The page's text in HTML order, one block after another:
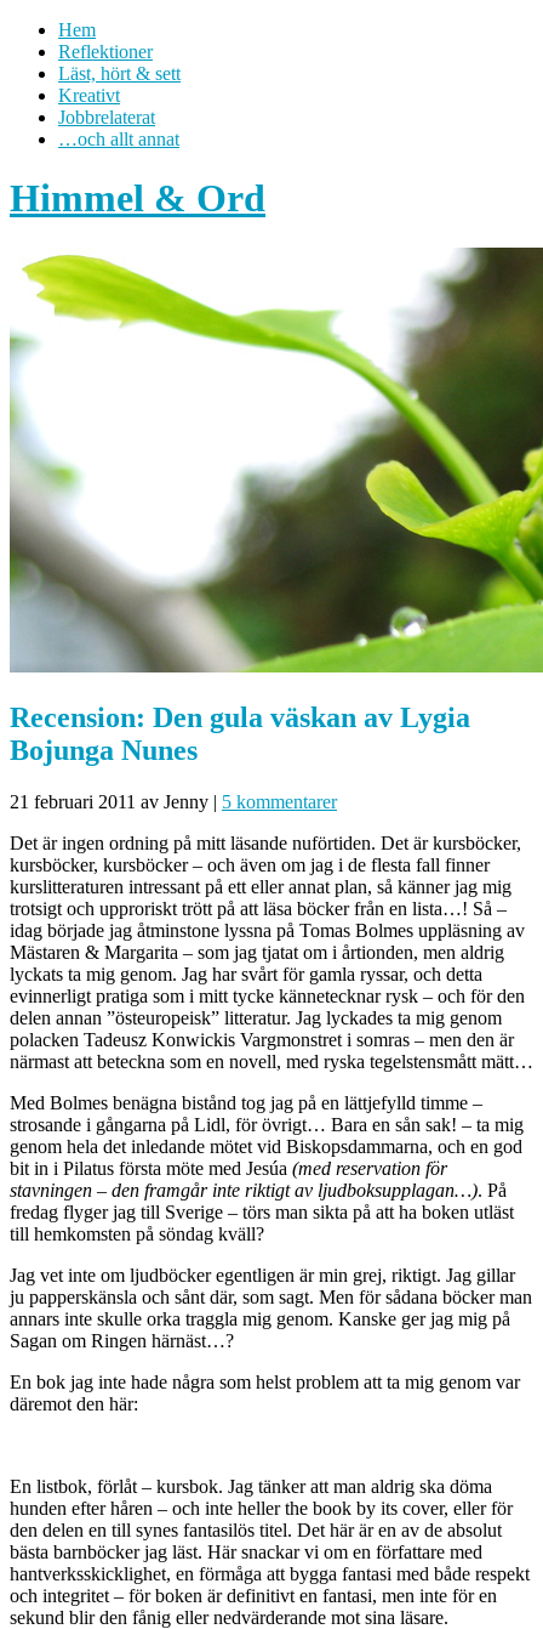
Hem
Reflektioner
Läst, hört & sett
Kreativt
Jobbrelaterat
…och allt annat
Himmel & Ord
Recension: Den gula väskan av Lygia
Bojunga Nunes
21 februari 2011 av Jenny | 5 kommentarer
Det är ingen ordning på mitt läsande nuförtiden. Det är kursböcker,
kursböcker, kursböcker – och även om jag i de flesta fall finner
kurslitteraturen intressant på ett eller annat plan, så känner jag mig
trotsigt och upproriskt trött på att läsa böcker från en lista…! Så –
idag började jag åtminstone lyssna på Tomas Bolmes uppläsning av
Mästaren & Margarita – som jag tjatat om i årtionden, men aldrig
lyckats ta mig genom. Jag har svårt för gamla ryssar, och detta
evinnerligt pratiga som i mitt tycke kännetecknar rysk – och för den
delen annan ”östeuropeisk” litteratur. Jag lyckades ta mig genom
polacken Tadeusz Konwickis Vargmonstret i somras – men den är
närmast att beteckna som en novell, med ryska tegelstensmått mätt…
Med Bolmes benägna bistånd tog jag på en lättjefylld timme –
strosande i gångarna på Lidl, för övrigt… Bara en sån sak! – ta mig
genom hela det inledande mötet vid Biskopsdammarna, och en god
bit in i Pilatus första möte med Jesúa (med reservation för
stavningen – den framgår inte riktigt av ljudboksupplagan…). På
fredag flyger jag till Sverige – törs man sikta på att ha boken utläst
till hemkomsten på söndag kväll?
Jag vet inte om ljudböcker egentligen är min grej, riktigt. Jag gillar
ju papperskänsla och sånt där, som sagt. Men för sådana böcker man
annars inte skulle orka traggla mig genom. Kanske ger jag mig på
Sagan om Ringen härnäst…?
En bok jag inte hade några som helst problem att ta mig genom var
däremot den här:
En listbok, förlåt – kursbok. Jag tänker att man aldrig ska döma
hunden efter håren – och inte heller the book by its cover, eller för
den delen en till synes fantasilös titel. Det här är en av de absolut
bästa barnböcker jag läst. Här snackar vi om en författare med
hantverksskicklighet, en förmåga att bygga fantasi med både respekt
och integritet – för boken är definitivt en fantasi, men inte för en
sekund blir den fånig eller nedvärderande mot sina läsare.